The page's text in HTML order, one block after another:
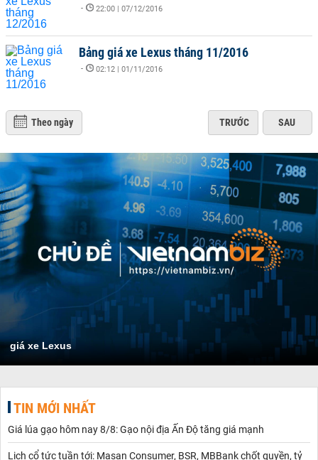
- 22:00 | 07/12/2016
Bảng giá xe Lexus tháng 11/2016
- 02:12 | 01/11/2016
Theo ngày TRƯỚC SAU
giá xe Lexus
TIN MỚI NHẤT
Giá lúa gạo hôm nay 8/8: Gạo nội địa Ấn Độ tăng giá mạnh
Lịch cổ tức tuần tới: Masan Consumer, BSR, MBBank chốt quyền, tỷ